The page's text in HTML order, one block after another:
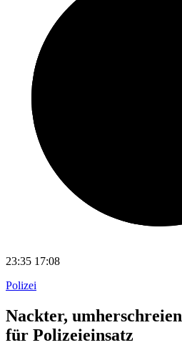
23:35 17:08
Polizei
Nackter,
für Polizeieinsatz